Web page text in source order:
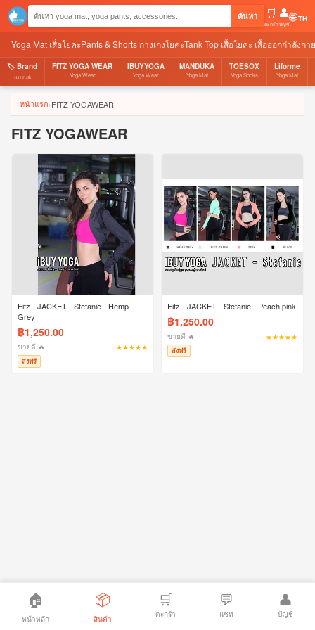
ค้นหา 🛒
ตะกร้า
👤
บัญชี🌐
Yoga Mat เสื่อโยคะPants & Shorts กางเกงโยคะTank Top เสื้อโยคะ เสื้อออกกำลังก
🏷️ Brand
แบรนด์
FITZ YOGA WEAR
Yoga Wear
IBUYYOGA
Yoga Wear
MANDUKA
Yoga Mat
TOESOX
Yoga Socks
Liforme
Yoga Mat
หน้าแรก›FITZ YOGAWEAR
FITZ YOGAWEAR
Fitz - JACKET - Stefanie - Hemp
Grey
฿1,250.00
ขายดี 🔥 ★★★★★
ส่งฟรี
Fitz - JACKET - Stefanie - Peach pink
฿1,250.00
ขายดี 🔥 ★★★★★
ส่งฟรี
🏠
หน้าหลัก
📦
สินค้า
🛒
ตะกร้า
💬
แชท
👤
บัญชี